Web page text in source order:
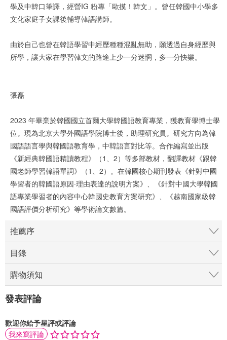
學及中韓口筆譯，經營IG 粉專「歐摸！韓文」。曾任韓國中小學多
文化家庭子女課後輔導韓語講師。
由於自己也曾在韓語學習中經歷種種混亂無助，願透過自身經歷與
所學，讓大家在學習韓文的路途上少一分迷惘，多一分快樂。
張磊
2023 年畢業於韓國國立首爾大學韓國語教育專業，獲教育學博士學
位。現為北京大學外國語學院博士後，助理研究員。研究方向為韓
國語語言學與韓國語教育學，中韓語言對比等。合作編寫並出版
《新經典韓國語精讀教程》（1、2）等多部教材，翻譯教材《跟韓
國老師學習韓語單詞》（1、2）。在韓國核心期刊發表《針對中國
學習者的韓國語原因·理由表達的說明方案》、《針對中國大學韓國
語專業學習者的內容中心韓國史教育方案研究》、《越南國家級韓
國語評價分析研究》等學術論文數篇。
推薦序
目錄
購物須知
發表評論
歡迎你給予星評或評論
我來寫評論